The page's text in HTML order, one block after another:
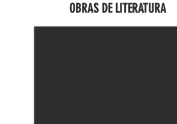
OBRAS DE LITERATURA